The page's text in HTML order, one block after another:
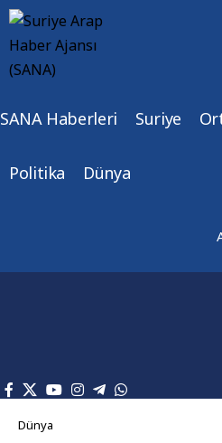
SANA Haberleri Suriye
Politika Dünya
Dünya